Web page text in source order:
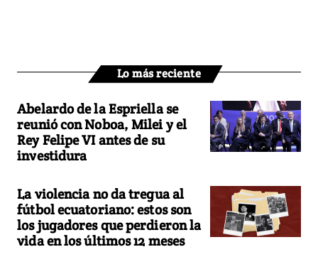
Lo más reciente
Abelardo de la Espriella se
reunió con Noboa, Milei y el
Rey Felipe VI antes de su
investidura
La violencia no da tregua al
fútbol ecuatoriano: estos son
los jugadores que perdieron la
vida en los últimos 12 meses